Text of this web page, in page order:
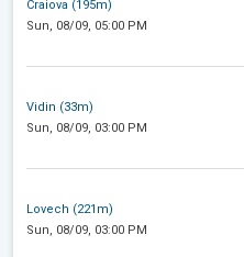
Craiova (195m)
Sun, 08/09, 05:00 PM
Vidin (33m)
Sun, 08/09, 03:00 PM
Lovech (221m)
Sun, 08/09, 03:00 PM